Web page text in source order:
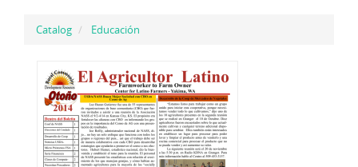
Catalog Educación